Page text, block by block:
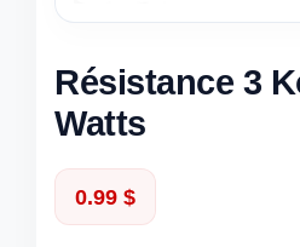
Résistance 3
Watts
0.99 $